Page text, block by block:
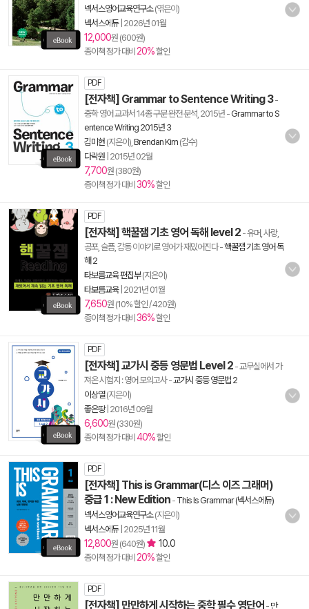
넥서스영어교육연구소(엮은이)
넥서스에듀| 2026년 01월
12,000원 (600원)
종이책 정가 대비 20%할인
PDF
[전자책] Grammar to Sentence Writing 3-
중학 영어 교과서 14종 구문 완전 분석, 2015년 -Grammar to S
entence Writing 2015년 3
김미현 (지은이), Brendan Kim (감수)
다락원 2015년 02월
7,700원 (380원)
종이책 정가 대비 30%할인
PDF
[전자책] 핵꿀잼 기초 영어 독해 level 2 - 유머, 사랑,
공포, 슬픔, 감동 이야기로 영어가 재밌어진다-핵꿀잼 기초 영어 독
해 2
타보름교육 편집부(지은이)
타보름교육| 2021년 01월
7,650원 (10% 할인 / 420원)
종이책 정가 대비 36%할인
PDF
[전자책] 교가시 중등 영문법 Level 2 - 교무실에서 가
져온 시험지 : 영어 모의고사-교가시 중등 영문법 2
이상열(지은이)
좋은땅| 2016년 09월
6,600원 (330원)
종이책 정가 대비 40%할인
PDF
[전자책] This is Grammar(디스 이즈 그래머)
중급 1 : New Edition - This Is Grammar (넥서스에듀)
넥서스영어교육연구소(지은이)
넥서스에듀| 2025년 11월
12,800원 (640원) 10.0
종이책 정가 대비 20%할인
PDF
[전자책] 만만하게 시작하는 중학 필수 영단어 - 만